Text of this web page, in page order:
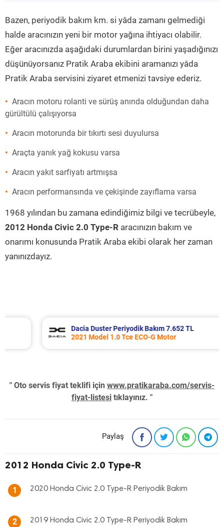
Bazen, periyodik bakım km. si yâda zamanı gelmediği
halde aracınızın yeni bir motor yağına ihtiyacı olabilir.
Eğer aracınızda aşağıdaki durumlardan birini yaşadığınızı
düşünüyorsanız Pratik Araba ekibini aramanızı yâda
Pratik Araba servisini ziyaret etmenizi tavsiye ederiz.
Aracın motoru rolanti ve sürüş anında olduğundan daha
gürültülü çalışıyorsa
Aracın motorunda bir tıkırtı sesi duyulursa
Araçta yanık yağ kokusu varsa
Aracın yakıt sarfiyatı artmışsa
Aracın performansında ve çekişinde zayıflama varsa
1968 yılından bu zamana edindiğimiz bilgi ve tecrübeyle,
2012 Honda Civic 2.0 Type-R aracınızın bakım ve
onarımı konusunda Pratik Araba ekibi olarak her zaman
yanınızdayız.
Dacia Duster Periyodik Bakım 7.652 TL
2021 Model 1.0 Tce ECO-G Motor
" Oto servis fiyat teklifi için www.pratikaraba.com/servis-
fiyat-listesi tıklayınız. "
Paylaş
2012 Honda Civic 2.0 Type-R
1 2020 Honda Civic 2.0 Type-R Periyodik Bakım
2 2019 Honda Civic 2.0 Type-R Periyodik Bakım